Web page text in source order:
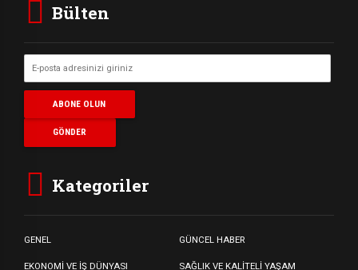
Bülten
Kategoriler
GENEL GÜNCEL HABER
EKONOMİ VE İŞ DÜNYASI SAĞLIK VE KALİTELİ YAŞAM